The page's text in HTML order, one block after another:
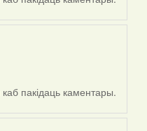
каб пакідаць каментары.